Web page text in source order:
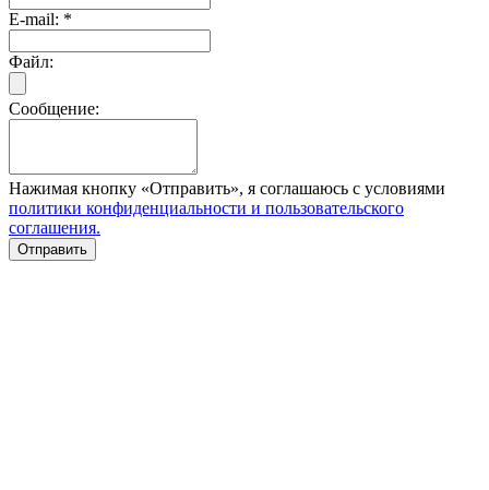
E-mail: *
Файл:
Сообщение:
Нажимая кнопку «Отправить», я соглашаюсь с условиями
политики конфиденциальности и пользовательского
соглашения.
Отправить